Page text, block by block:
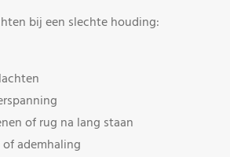
bij een slechte houding:
of rug na lang staan
ademhaling